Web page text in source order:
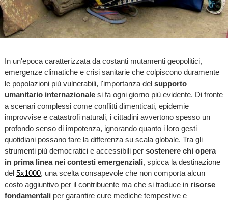
In un'epoca caratterizzata da costanti mutamenti geopolitici,
emergenze climatiche e crisi sanitarie che colpiscono duramente
le popolazioni più vulnerabili, l'importanza del supporto
umanitario internazionalesi fa ogni giorno più evidente. Di fronte
a scenari complessi come conflitti dimenticati, epidemie
improvvise e catastrofi naturali, i cittadini avvertono spesso un
profondo senso di impotenza, ignorando quanto i loro gesti
quotidiani possano fare la differenza su scala globale. Tra gli
strumenti più democratici e accessibili per sostenere chi opera
in prima linea nei contesti emergenziali, spicca la destinazione
del 5x1000, una scelta consapevole che non comporta alcun
costo aggiuntivo per il contribuente ma che si traduce in risorse
fondamentali per garantire cure mediche tempestive e